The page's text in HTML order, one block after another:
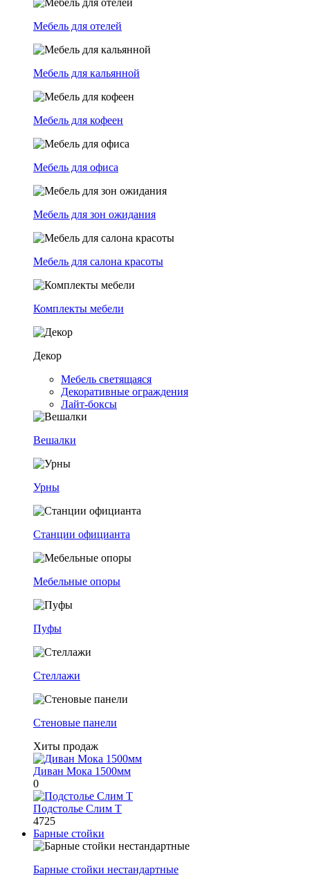
Мебель для отелей
Мебель для кальянной
Мебель для кофеен
Мебель для офиса
Мебель для зон ожидания
Мебель для салона красоты
Комплекты мебели
Декор
Мебель светящаяся
Декоративные ограждения
Лайт-боксы
Вешалки
Урны
Станции официанта
Мебельные опоры
Пуфы
Стеллажи
Стеновые панели
Хиты продаж
Диван Мока 1500мм
0
Подстолье Слим Т
4725
Барные стойки
Барные стойки нестандартные